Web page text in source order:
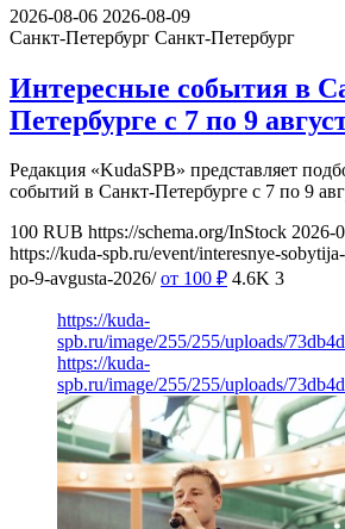
2026-08-06 2026-08-09
Санкт-Петербург Санкт-Петербург
Интересные события в
Петербурге с 7 по 9
Редакция «KudaSPB» представляет
событий в Санкт-Петербурге с 7 по 9
100 RUB https://schema.org/InStock 2026-
https://kuda-spb.ru/event/interesnye-
po-9-avgusta-2026/ от 100 ₽ 4.6K 3
https://kuda-
spb.ru/image/255/255/uploads/
https://kuda-
spb.ru/image/255/255/uploads/